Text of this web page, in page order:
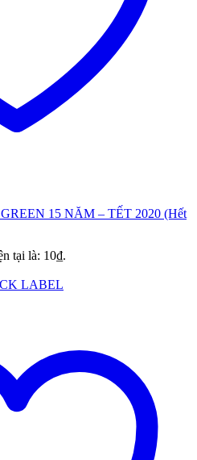
15 NĂM – TẾT 2020 (Hết
tại là: 10₫.